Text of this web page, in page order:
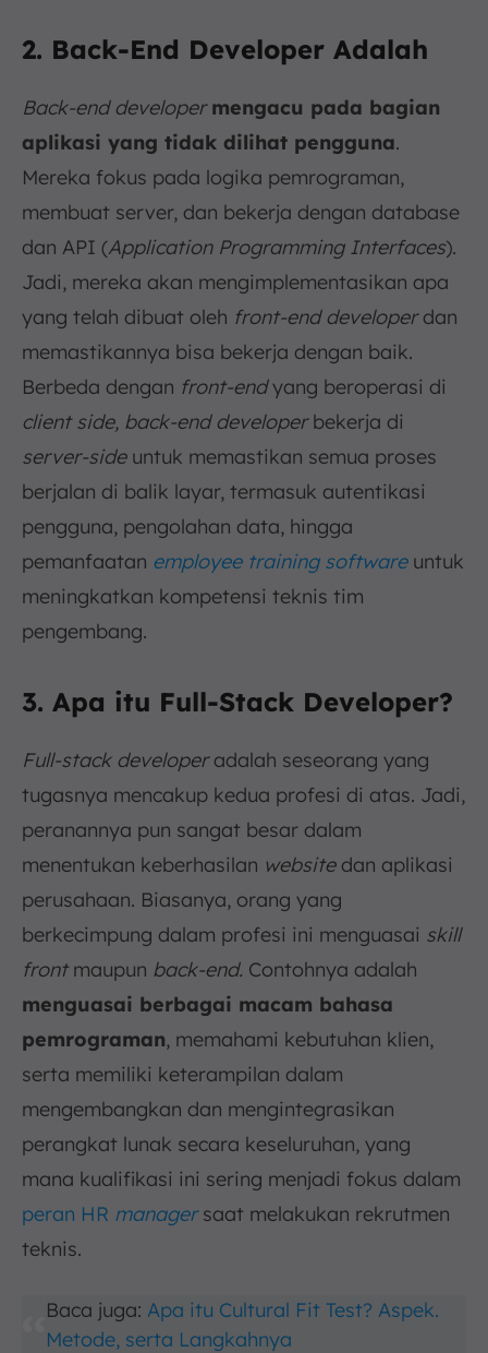
2. Back-End Developer Adalah
Back-end developer mengacu pada bagian
aplikasi yang tidak dilihat pengguna.
Mereka fokus pada logika pemrograman,
membuat server, dan bekerja dengan database
dan API (Application Programming Interfaces).
Jadi, mereka akan mengimplementasikan apa
yang telah dibuat oleh front-end developerdan
memastikannya bisa bekerja dengan baik.
Berbeda dengan front-endyang beroperasi di
client side, back-end developerbekerja di
server-sideuntuk memastikan semua proses
berjalan di balik layar, termasuk autentikasi
pengguna, pengolahan data, hingga
pemanfaatan employee training software untuk
meningkatkan kompetensi teknis tim
pengembang.
3. Apa itu Full-Stack Developer?
Full-stack developeradalah seseorang yang
tugasnya mencakup kedua profesi di atas. Jadi,
peranannya pun sangat besar dalam
menentukan keberhasilan websitedan aplikasi
perusahaan. Biasanya, orang yang
berkecimpung dalam profesi ini menguasai skill
frontmaupun back-end. Contohnya adalah
menguasai berbagai macam bahasa
pemrograman, memahami kebutuhan klien,
serta memiliki keterampilan dalam
mengembangkan dan mengintegrasikan
perangkat lunak secara keseluruhan, yang
mana kualifikasi ini sering menjadi fokus dalam
peran HR managersaat melakukan rekrutmen
teknis.
Baca juga:Apa itu Cultural Fit Test? Aspek.
Metode, serta Langkahnya